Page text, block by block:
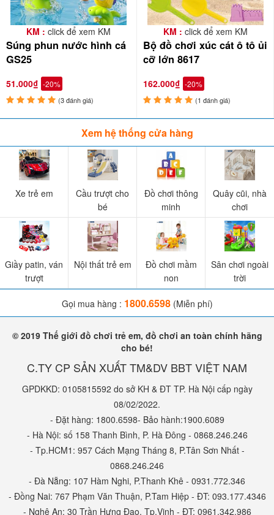
KM : click để xem KM
Súng phun nước hình cá
GS25
51.000₫ -20%
(3 đánh giá)
KM : click để xem KM
Bộ đồ chơi xúc cát ô tô ủi
cỡ lớn 8617
162.000₫ -20%
(1 đánh giá)
Xem hệ thống cửa hàng
Xe trẻ em
Cầu trượt cho
bé
Đồ chơi thông
minh
Quây cũi, nhà
chơi
Giầy patin, ván
trượt
Nội thất trẻ em
Đồ chơi mầm
non
Sân chơi ngoài
trời
Gọi mua hàng : 1800.6598(Miễn phí)
© 2019 Thế giới đồ chơi trẻ em, đồ chơi an toàn chính hãng
cho bé!
C.TY CP SẢN XUẤT TM&DV BBT VIỆT NAM
GPDKKD: 0105815592 do sở KH & ĐT TP. Hà Nội cấp ngày
08/02/2022.
- Đặt hàng: 1800.6598- Bảo hành:1900.6089
- Hà Nội: số 158 Thanh Bình, P. Hà Đông - 0868.246.246
- Tp.HCM1: 957 Cách Mạng Tháng 8, P.Tân Sơn Nhất -
0868.246.246
- Đà Nẵng: 107 Hàm Nghi, P.Thanh Khê - 0931.772.346
- Đồng Nai: 767 Phạm Văn Thuận, P.Tam Hiệp - ĐT: 093.177.4346
- Nghệ An: 30 Trần Hưng Đạo, Tp.Vinh - ĐT: 0961.342.986